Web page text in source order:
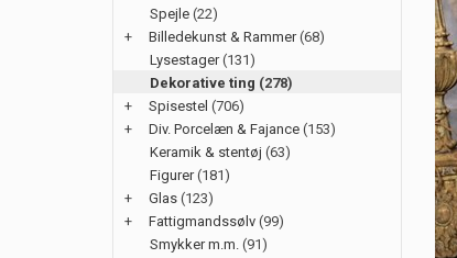
Spejle (22)
+
Billedekunst & Rammer(68)
Lysestager(131)
Dekorative ting (278)
+
Spisestel (706)
+
Div. Porcelæn & Fajance (153)
Keramik & stentøj (63)
Figurer(181)
+
Glas (123)
+
Fattigmandssølv (99)
Smykker m.m. (91)